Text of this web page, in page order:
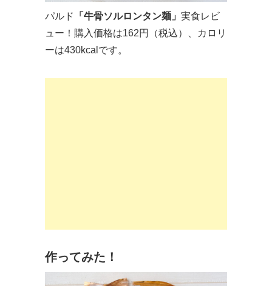
パルド 「牛骨ソルロンタン麺」 実食レビ
ュー！購入価格は162円（税込）、カロリ
ーは430kcalです。
作ってみた！